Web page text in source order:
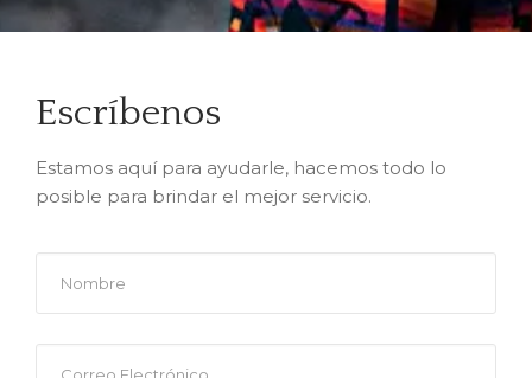
Escríbenos
Estamos aquí para ayudarle, hacemos todo lo
posible para brindar el mejor servicio.